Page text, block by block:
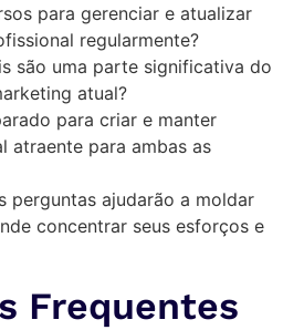
para gerenciar e atualizar
regularmente?
são uma parte significativa do
atual?
para criar e manter
atraente para ambas as
perguntas ajudarão a moldar
concentrar seus esforços e
Frequentes